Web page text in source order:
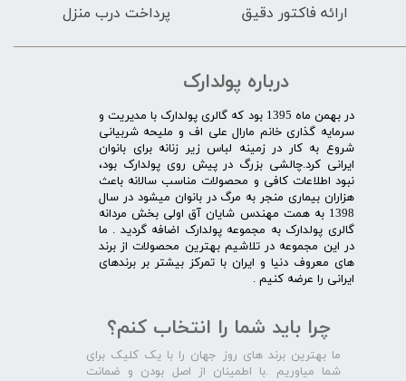
ارائه فاکتور دقیق پرداخت درب منزل
درباره پولدارک
در بهمن ماه 1395 بود که گالری پولدارک با مدیریت و
سرمایه گذاری خانم مارال علی اف و ملیحه شربیانی
شروع به کار در زمینه لباس زیر زنانه برای بانوان
ایرانی کرد.چالشی بزرگ در پیش روی پولدارک بود،
نبود اطلاعات کافی و محصولات مناسب سالانه باعث
هزاران بیماری منجر به مرگ در بانوان میشود در سال
1398 به همت مهندس شایان آق اولی بخش مردانه
گالری پولدارک به مجموعه پولدارک اضافه گردید . ما
در این مجموعه در تلاشیم بهترین محصولات از برند
های معروف دنیا و ایران با تمرکز بیشتر بر برندهای
ایرانی را عرضه کنیم .​​​​​​​
چرا باید شما را انتخاب کنم؟
ما بهترین برند های روز جهان را با یک کلیک برای
شما میاوریم .با اطمینان از اصل بودن و ضمانت